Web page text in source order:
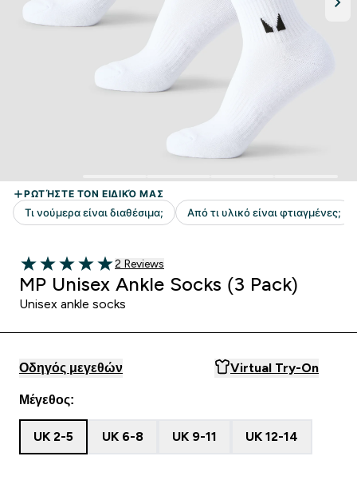
5 out of 5 stars
2 customer reviews
2 Reviews
MP Unisex Ankle Socks (3 Pack)
Unisex ankle socks
Οδηγός μεγεθών Virtual Try-On
Μέγεθος:
UK 2-5 UK 6-8 UK 9-11 UK 12-14